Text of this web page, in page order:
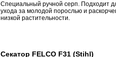
Специальный ручной серп. Подходит
ухода за молодой порослью и
низкой растительности.
Секатор FELCO F31 (Stihl)